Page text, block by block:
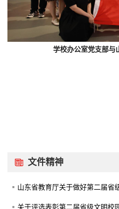
学校办公室党支部与
文件精神
山东省教育厅关于做好第二届省
关于评选表彰第二届省级文明校